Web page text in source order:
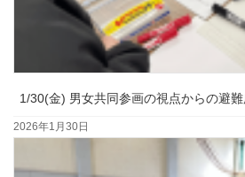
1/30(金) 男女共同参画の視点からの避難
2026年1月30日